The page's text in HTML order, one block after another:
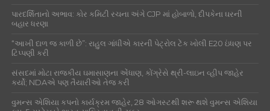
પારદર્શિતાનો અભાવ: કોર કમિટી રચના અંગે CJP માં હોબાળો, દીપકેના ઘરની
બહાર ધરણા
“આખી દાળ જ કાળી છે”: રાહુલ ગાંધીએ કારની પેટ્રોલ ટેંક ખોલી E20 ઇંધણ પર
ટિપ્પણી કરી
સંસદમાં મોટા રાજકીય ઘમાસાણના એંધાણ, કોંગ્રેસે થ્રી-લાઇન વ્હીપ જાહેર
કર્યો; NDAએ પણ તૈયારીઓ તેજ કરી
વુમન્સ એશિયા કપનો કાર્યક્રમ જાહેર, 28 ઓગસ્ટથી શરૂ થશે વુમન્સ એશિયા